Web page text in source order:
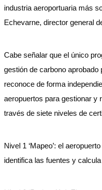
industria aeroportuaria más
Echevarne, director general
Cabe señalar que el único
gestión de carbono
reconoce de forma
aeropuertos para gestionar y
través de siete niveles de
Nivel 1 ‘Mapeo’: el
identifica las fuentes y